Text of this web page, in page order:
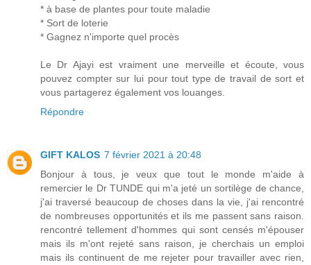
* à base de plantes pour toute maladie
* Sort de loterie
* Gagnez n'importe quel procès
Le Dr Ajayi est vraiment une merveille et écoute, vous
pouvez compter sur lui pour tout type de travail de sort et
vous partagerez également vos louanges.
Répondre
GIFT KALOS 7 février 2021 à 20:48
Bonjour à tous, je veux que tout le monde m'aide à
remercier le Dr TUNDE qui m'a jeté un sortilège de chance,
j'ai traversé beaucoup de choses dans la vie, j'ai rencontré
de nombreuses opportunités et ils me passent sans raison.
rencontré tellement d'hommes qui sont censés m'épouser
mais ils m'ont rejeté sans raison, je cherchais un emploi
mais ils continuent de me rejeter pour travailler avec rien,